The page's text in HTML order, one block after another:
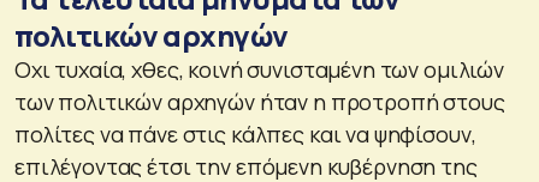
πολιτικών αρχηγών
Οχι τυχαία, χθες, κοινή συνισταμένη των ομιλιών
των πολιτικών αρχηγών ήταν η προτροπή στους
πολίτες να πάνε στις κάλπες και να ψηφίσουν,
επιλέγοντας έτσι την επόμενη κυβέρνηση της